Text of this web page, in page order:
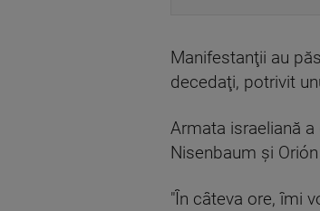
Manifestanţii au
decedaţi, potrivit
Armata israeliană
Nisenbaum şi
"În câteva ore, îmi